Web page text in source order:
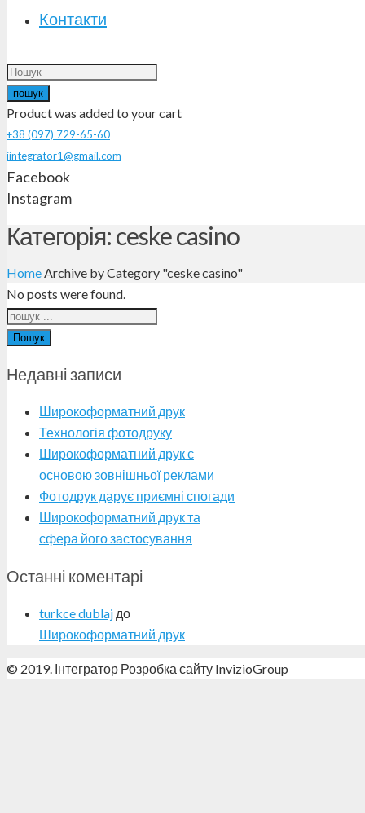
Контакти
пошук
Productwas added to your cart
+38 (097) 729-65-60
iintegrator1@gmail.com
Facebook
Instagram
Категорія: ceske casino
HomeArchive by Category "ceske casino"
No posts were found.
Пошук
Недавні записи
Широкоформатний друк
Технологія фотодруку
Широкоформатний друк є
основою зовнішньої реклами
Фотодрук дарує приємні спогади
Широкоформатний друк та
сфера його застосування
Останні коментарі
turkce dublaj до
Широкоформатний друк
© 2019. Інтегратор Розробка сайту InvizioGroup